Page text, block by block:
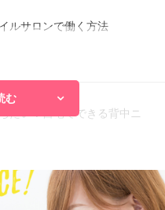
ルサロンで働く方法
たい！自宅でできる背中ニ
む